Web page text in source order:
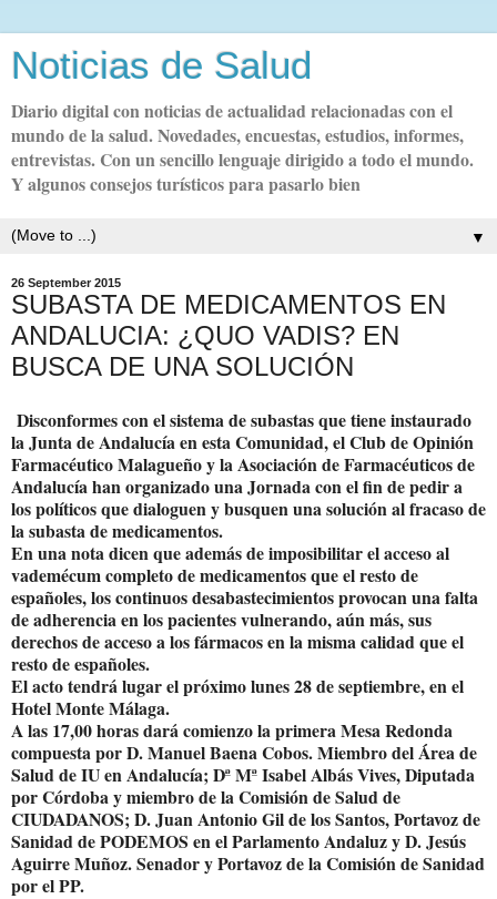
Noticias de Salud
Diario digital con noticias de actualidad relacionadas con el
mundo de la salud. Novedades, encuestas, estudios, informes,
entrevistas. Con un sencillo lenguaje dirigido a todo el mundo.
Y algunos consejos turísticos para pasarlo bien
▼
26 September 2015
SUBASTA DE MEDICAMENTOS EN
ANDALUCIA: ¿QUO VADIS? EN
BUSCA DE UNA SOLUCIÓN
Disconformes con el sistema de subastas que tiene instaurado
la Junta de Andalucía en esta Comunidad, el Club de Opinión
Farmacéutico Malagueño y la Asociación de Farmacéuticos de
Andalucía han organizado una Jornada con el fin de pedir a
los políticos que dialoguen y busquen una solución al fracaso de
la subasta de medicamentos.
En una nota dicen que además de imposibilitar el acceso al
vademécum completo de medicamentos que el resto de
españoles, los continuos desabastecimientos provocan una falta
de adherencia en los pacientes vulnerando, aún más, sus
derechos de acceso a los fármacos en la misma calidad que el
resto de españoles.
El acto tendrá lugar el próximo lunes 28 de septiembre, en el
Hotel Monte Málaga.
A las 17,00 horas dará comienzo la primera Mesa Redonda
compuesta por D. Manuel Baena Cobos. Miembro del Área de
Salud de IU en Andalucía; Dª Mª Isabel Albás Vives, Diputada
por Córdoba y miembro de la Comisión de Salud de
CIUDADANOS; D. Juan Antonio Gil de los Santos, Portavoz de
Sanidad de PODEMOS en el Parlamento Andaluz y D. Jesús
Aguirre Muñoz. Senador y Portavoz de la Comisión de Sanidad
por el PP.